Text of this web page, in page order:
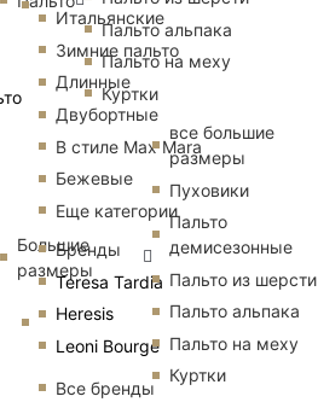
Итальянские
Зимние пальто
Длинные
Двубортные
В стиле Max Mara
Бежевые
Еще категории
Бренды
Teresa Tardia
Heresis
Leoni Bourge
Все бренды
Пальто альпака
Пальто на меху
Куртки
Большие
размеры
все большие
размеры
Пуховики
Пальто
демисезонные
Пальто из шерсти
Пальто альпака
Пальто на меху
Куртки